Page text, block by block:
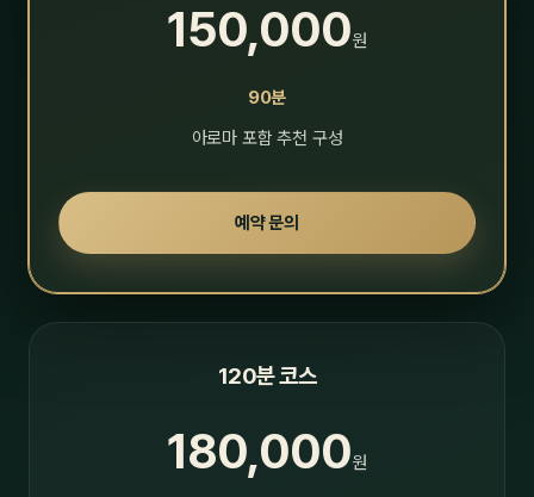
150,000원
90분
아로마 포함 추천 구성
예약 문의
120분 코스
180,000원